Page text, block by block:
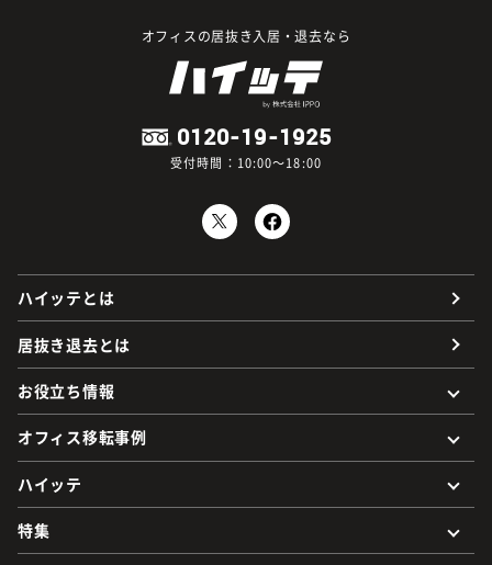
オフィスの居抜き入居・退去なら
0120-19-1925
受付時間：10:00～18:00
ハイッテとは
居抜き退去とは
お役立ち情報
オフィス移転事例
ハイッテ
特集